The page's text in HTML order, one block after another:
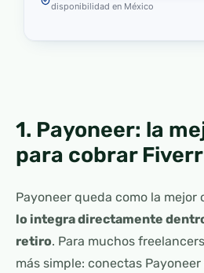
disponibilidad en México
1. Payoneer: la
para cobrar
Payoneer queda como la mejor
lo integra directamente
retiro. Para muchos
más simple: conectas